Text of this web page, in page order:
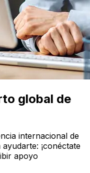
global de
internacional de
¡conéctate
apoyo